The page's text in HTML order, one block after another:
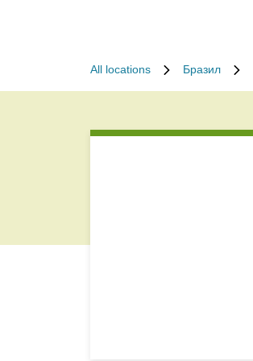
All locations Бразил